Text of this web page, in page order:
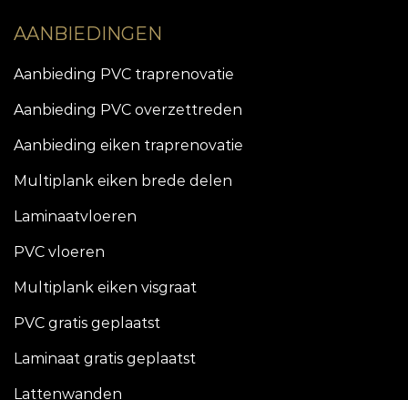
AANBIEDINGEN
Aanbieding PVC traprenovatie
Aanbieding PVC overzettreden
Aanbieding eiken traprenovatie
Multiplank eiken brede delen
Laminaatvloeren
PVC vloeren
Multiplank eiken visgraat
PVC gratis geplaatst
Laminaat gratis geplaatst
Lattenwanden